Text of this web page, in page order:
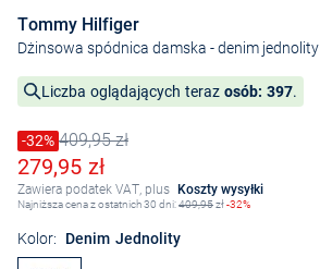
Tommy Hilfiger
Dżinsowa spódnica damska - denim jednolity
Liczba oglądających teraz osób: 397.
Cena obniżona o
-32%
Stara cena409,95 zł
Obniżona cena
279,95 zł
Zawiera podatek VAT, plus Koszty wysyłki
Najniższa cena z ostatnich 30 dni:409,95zł-32%
Kolor: Denim Jednolity